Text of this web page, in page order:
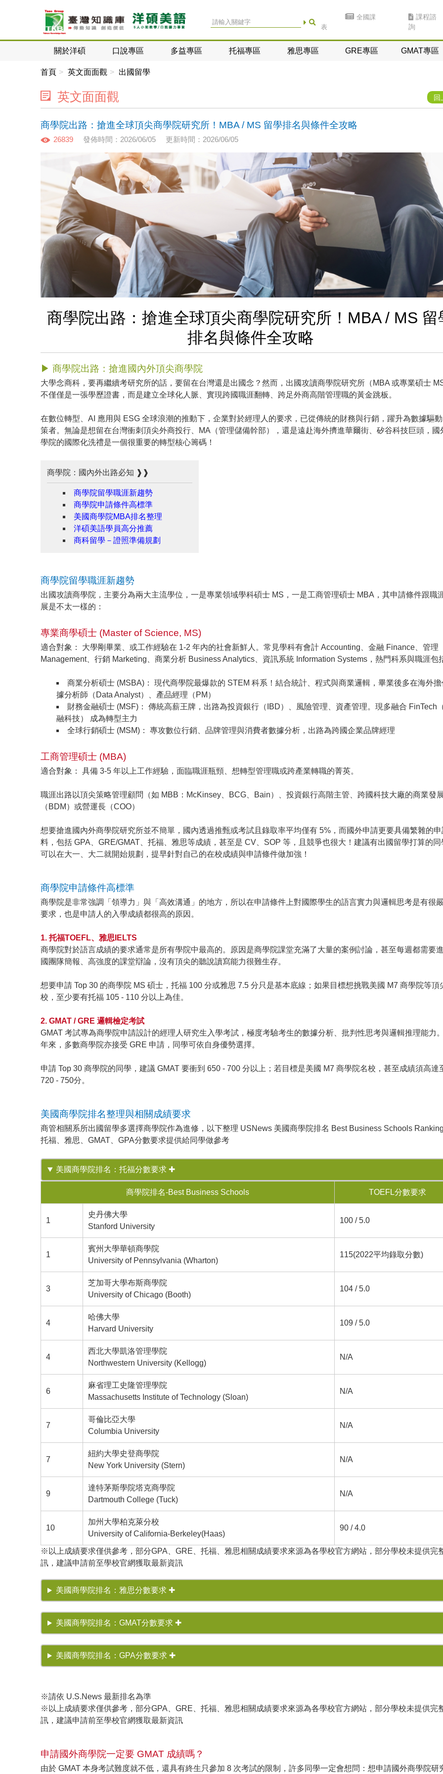
全國課
表
課程諮
詢
關於洋碩 口說專區 多益專區 托福專區 雅思專區 GRE專區 GMAT專區
首頁 英文面面觀 出國留學
英文面面觀 回
商學院出路：搶進全球頂尖商學院研究所！MBA / MS 留學排名與條件全攻略
26839 發佈時間：2026/06/05 更新時間：2026/06/05
商學院出路：搶進全球頂尖商學院研究所！MBA / MS 留
排名與條件全攻略
▶ 商學院出路：搶進國內外頂尖商學院
大學念商科，要再繼續考研究所的話，要留在台灣還是出國念？然而，出國攻讀商學院研究所（MBA 或專業碩士
不僅僅是一張學歷證書，而是建立全球化人脈、實現跨國職涯翻轉、跨足外商高階管理職的黃金跳板。
在數位轉型、AI 應用與 ESG 全球浪潮的推動下，企業對於經理人的要求，已從傳統的財務與行銷，躍升為數據驅
策者。無論是想留在台灣衝刺頂尖外商投行、MA（管理儲備幹部），還是遠赴海外擠進華爾街、矽谷科技巨頭，國
學院的國際化洗禮是一個很重要的轉型核心籌碼！
商學院：國內外出路必知 ❱❱
商學院留學職涯新趨勢
商學院申請條件高標準
美國商學院MBA排名整理
洋碩美語學員高分推薦
商科留學－證照準備規劃
商學院留學職涯新趨勢
出國攻讀商學院，主要分為兩大主流學位，一是專業領域學科碩士 MS，一是工商管理碩士 MBA，其申請條件跟職
展是不太一樣的：
專業商學碩士 (Master of Science, MS)
適合對象： 大學剛畢業、或工作經驗在 1-2 年內的社會新鮮人。常見學科有會計 Accounting、金融 Finance、管理
Management、行銷 Marketing、商業分析 Business Analytics、資訊系統 Information Systems，熱門科系與職涯包
商業分析碩士 (MSBA)： 現代商學院最爆款的 STEM 科系！結合統計、程式與商業邏輯，畢業後多在海外
據分析師（Data Analyst）、產品經理（PM）
財務金融碩士 (MSF)： 傳統高薪王牌，出路為投資銀行（IBD）、風險管理、資產管理。現多融合 FinTech
融科技） 成為轉型主力
全球行銷碩士 (MSM)： 專攻數位行銷、品牌管理與消費者數據分析，出路為跨國企業品牌經理
工商管理碩士 (MBA)
適合對象： 具備 3-5 年以上工作經驗，面臨職涯瓶頸、想轉型管理職或跨產業轉職的菁英。
職涯出路以頂尖策略管理顧問（如 MBB：McKinsey、BCG、Bain）、投資銀行高階主管、跨國科技大廠的商業發
（BDM）或營運長（COO）
想要搶進國內外商學院研究所並不簡單，國內透過推甄或考試且錄取率平均僅有 5%，而國外申請更要具備繁雜的
料，包括 GPA、GRE/GMAT、托福、雅思等成績，甚至是 CV、SOP 等，且競爭也很大！建議有出國留學打算的同
可以在大一、大二就開始規劃，提早針對自己的在校成績與申請條件做加強！
商學院申請條件高標準
商學院是非常強調「領導力」與「高效溝通」的地方，所以在申請條件上對國際學生的語言實力與邏輯思考是有很
要求，也是申請人的入學成績都很高的原因。
1. 托福TOEFL、雅思IELTS
商學院對於語言成績的要求通常是所有學院中最高的。原因是商學院課堂充滿了大量的案例討論，甚至每週都需要
國團隊簡報、高強度的課堂辯論，沒有頂尖的聽說讀寫能力很難生存。
想要申請 Top 30 的商學院 MS 碩士，托福 100 分或雅思 7.5 分只是基本底線；如果目標想挑戰美國 M7 商學院等頂
校，至少要有托福 105 - 110 分以上為佳。
2. GMAT / GRE 邏輯檢定考試
GMAT 考試專為商學院申請設計的經理人研究生入學考試，極度考驗考生的數據分析、批判性思考與邏輯推理能力
年來，多數商學院亦接受 GRE 申請，同學可依自身優勢選擇。
申請 Top 30 商學院的同學，建議 GMAT 要衝到 650 - 700 分以上；若目標是美國 M7 商學院名校，甚至成績須高達
720 - 750分。
美國商學院排名整理與相關成績要求
商管相關系所出國留學多選擇商學院作為進修，以下整理 USNews 美國商學院排名 Best Business Schools
托福、雅思、GMAT、GPA分數要求提供給同學做參考
美國商學院排名：托福分數要求 ✚
商學院排名-Best Business Schools TOEFL分數要求
1
史丹佛大學
Stanford University
100 / 5.0
1
賓州大學華頓商學院
University of Pennsylvania (Wharton)
115(2022平均錄取分數)
3
芝加哥大學布斯商學院
University of Chicago (Booth)
104 / 5.0
4
哈佛大學
Harvard University
109 / 5.0
4
西北大學凱洛管理學院
Northwestern University (Kellogg)
N/A
6
麻省理工史隆管理學院
Massachusetts Institute of Technology (Sloan)
N/A
7
哥倫比亞大學
Columbia University
N/A
7
紐約大學史登商學院
New York University (Stern)
N/A
9
達特茅斯學院塔克商學院
Dartmouth College (Tuck)
N/A
10
加州大學柏克萊分校
University of California-Berkeley(Haas)
90 / 4.0
※以上成績要求僅供參考，部分GPA、GRE、托福、雅思相關成績要求來源為各學校官方網站，部分學校未提供完
訊，建議申請前至學校官網獲取最新資訊
美國商學院排名：雅思分數要求 ✚
美國商學院排名：GMAT分數要求 ✚
美國商學院排名：GPA分數要求 ✚
※請依 U.S.News 最新排名為準
※以上成績要求僅供參考，部分GPA、GRE、托福、雅思相關成績要求來源為各學校官方網站，部分學校未提供完
訊，建議申請前至學校官網獲取最新資訊
申請國外商學院一定要 GMAT 成績嗎？
由於 GMAT 本身考試難度就不低，還具有終生只參加 8 次考試的限制，許多同學一定會想問：想申請國外商學院研